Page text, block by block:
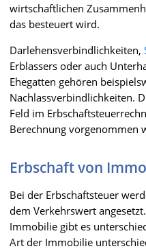
wirtschaftlichen
das besteuert wird.
Darlehensverbindlichkeiten,
Erblassers oder auch
Ehegatten gehören
Nachlassverbindlichkeiten.
Feld im
Berechnung vorgenommen
Erbschaft von
Bei der Erbschaftsteuer
dem Verkehrswert
Immobilie gibt es
Art der Immobilie